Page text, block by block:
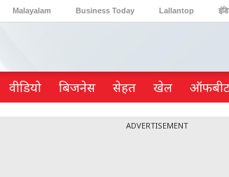
Malayalam Business Today Lallantop
वीडियो ब‍िजनेस सेहत खेल ऑफबीट
ADVERTISEMENT